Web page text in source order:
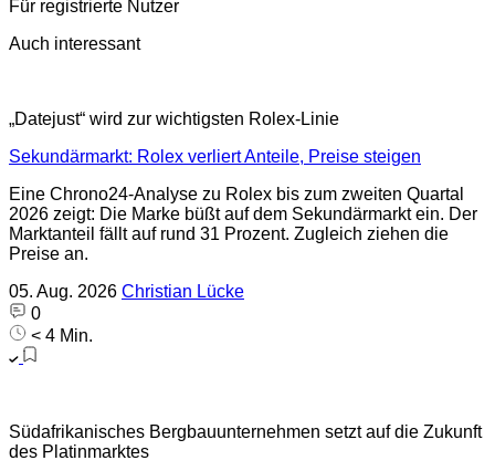
Für registrierte Nutzer
Auch interessant
„Datejust“ wird zur wichtigsten Rolex-Linie
Sekundärmarkt: Rolex verliert Anteile, Preise steigen
Eine Chrono24-Analyse zu Rolex bis zum zweiten Quartal
2026 zeigt: Die Marke büßt auf dem Sekundärmarkt ein. Der
Marktanteil fällt auf rund 31 Prozent. Zugleich ziehen die
Preise an.
05. Aug. 2026 Christian Lücke
0
< 4 Min.
Südafrikanisches Bergbauunternehmen setzt auf die Zukunft
des Platinmarktes